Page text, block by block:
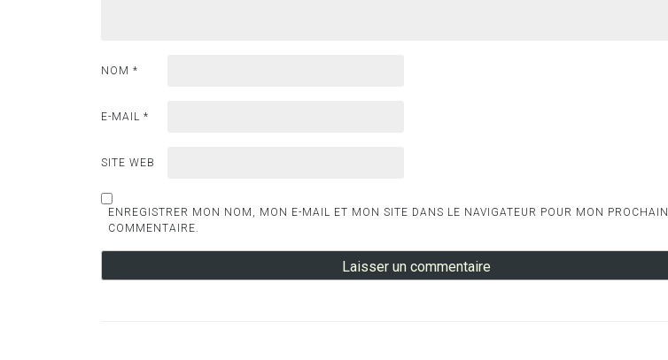
NOM *
E-MAIL *
SITE WEB
ENREGISTRER MON NOM, MON E-MAIL ET MON SITE DANS LE NAVIGATEUR POUR MON PROCHAIN
COMMENTAIRE.